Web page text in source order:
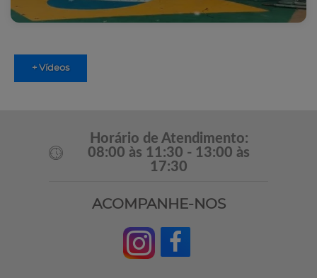
+ Vídeos
Horário de Atendimento:
08:00 às 11:30 - 13:00 às
17:30
ACOMPANHE-NOS